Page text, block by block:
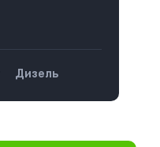
Дизель